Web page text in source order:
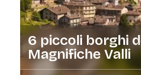
6 piccoli borghi
Magnifiche Valli